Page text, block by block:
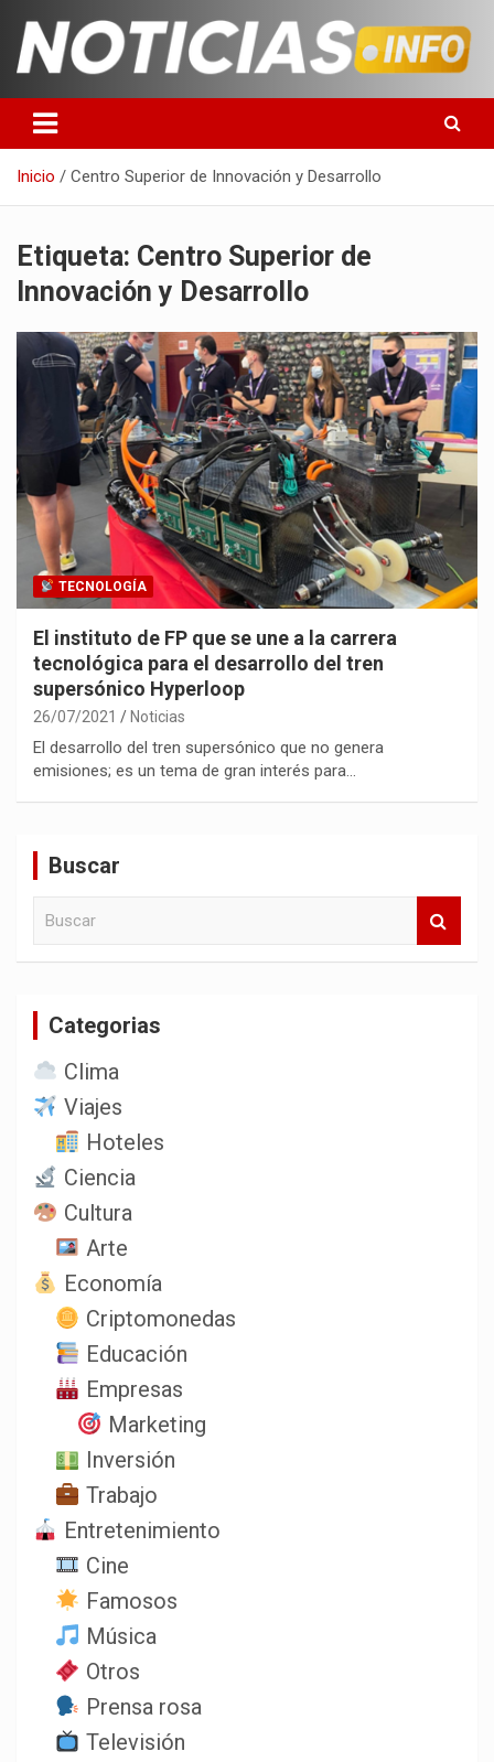
contenido
Noticias en español
Inicio Centro Superior de Innovación y Desarrollo
Etiqueta: Centro Superior de
Innovación y Desarrollo
TECNOLOGÍA
El instituto de FP que se une a la carrera
tecnológica para el desarrollo del tren
supersónico Hyperloop
26/07/2021 Noticias
El desarrollo del tren supersónico que no genera
emisiones; es un tema de gran interés para…
Buscar
Categorias
Clima
Viajes
Hoteles
Ciencia
Cultura
Arte
Economía
Criptomonedas
Educación
Empresas
Marketing
Inversión
Trabajo
Entretenimiento
Cine
Famosos
Música
Otros
Prensa rosa
Televisión